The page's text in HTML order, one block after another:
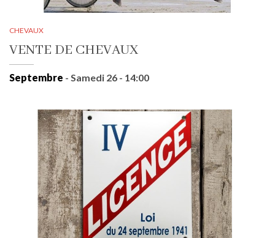
CHEVAUX
VENTE DE CHEVAUX
Septembre - Samedi 26 - 14:00